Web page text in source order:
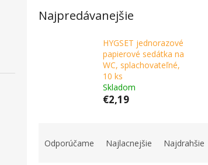
Najpredávanejšie
HYGSET jednorazové
papierové sedátka na
WC, splachovateľné,
10 ks
Skladom
€2,19
Odporúčame Najlacnejšie Najdrahšie